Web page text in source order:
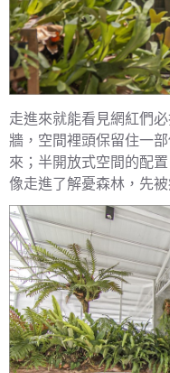
走進來就能看見網紅們
牆，空間裡頭保留住一
來；半開放式空間的配
像走進了解憂森林，先被